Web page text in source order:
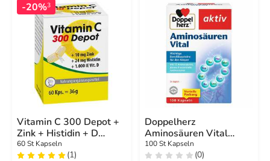
-20%3
Vitamin C 300 Depot +
Zink + Histidin + D
Kapseln
60 St Kapseln
(1)
Doppelherz
Aminosäuren Vital
Kapseln
100 St Kapseln
(0)